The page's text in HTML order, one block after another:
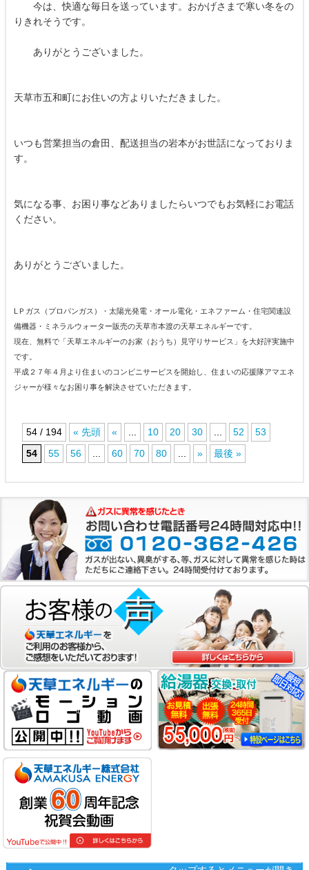
今は、快適な毎日を送っています。おかげさまで寒い冬をの
りきれそうです。
ありがとうございました。
天草市五和町にお住いの方よりいただきました。
いつも営業担当の倉田、配送担当の岩本がお世話になっておりま
す。
気になる事、お困り事などありましたらいつでもお気軽にお電話
ください。
ありがとうございました。
LＰガス（プロパンガス）・太陽光発電・オール電化・エネファーム・住宅関連設
備機器・ミネラルウォーター販売の天草市本渡の天草エネルギーです。
現在、無料で「天草エネルギーのお家（おうち）見守りサービス」を大好評実施中
です。
平成２７年４月より住まいのコンビニサービスを開始し、住まいの応援隊アマエネ
ジャーが様々なお困り事を解決させていただきます。
54 / 194 « 先頭 « 10 20 30 52
53
54
55 56 60 70 80 » 最後 »